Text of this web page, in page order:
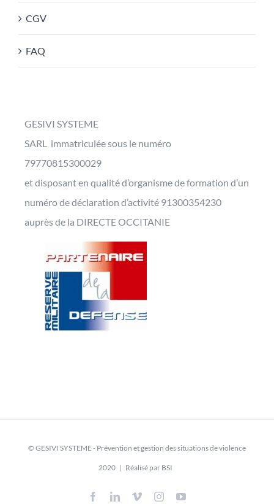
CGV
FAQ
GESIVI SYSTEME
SARL immatriculée sous le numéro
79770815300029
et disposant en qualité d’organisme de formation d’un
numéro de déclaration d’activité 91300354230
auprès de la DIRECTE OCCITANIE
© GESIVI SYSTEME - Prévention et gestion des situations de violence
2020 | Réalisé par BSI
FacebookLinkedIn
VimeoInstagramYouTube